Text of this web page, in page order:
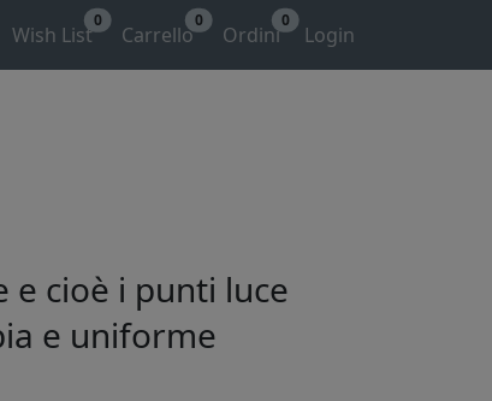
Wish List
0
Carrello
0
Ordini
0
Login
cioè i punti luce
e uniforme